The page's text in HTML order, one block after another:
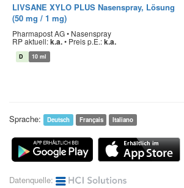
LIVSANE XYLO PLUS Nasenspray, Lösung
(50 mg / 1 mg)
Pharmapost AG • Nasenspray
RP aktuell:k.a.• Preis p.E.:k.a.
D 10 ml
Sprache: Deutsch Français Italiano
Datenquelle: